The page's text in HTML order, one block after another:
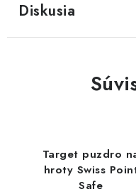
Diskusia
Target puzdro
hroty Swiss
Safe